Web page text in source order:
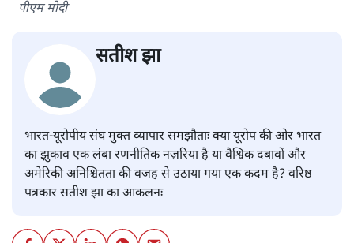
पीएम मोदी
सतीश झा
भारत-यूरोपीय संघ मुक्त व्यापार समझौताः क्या यूरोप की ओर भारत
का झुकाव एक लंबा रणनीतिक नज़रिया है या वैश्विक दबावों और
अमेरिकी अनिश्चितता की वजह से उठाया गया एक कदम है? वरिष्ठ
पत्रकार सतीश झा का आकलनः